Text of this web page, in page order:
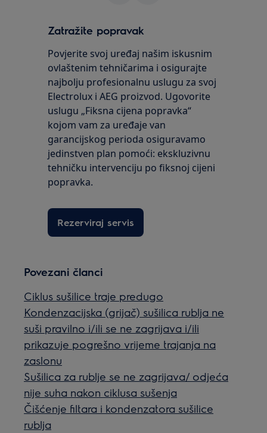
Zatražite popravak
Povjerite svoj uređaj našim iskusnim
ovlaštenim tehničarima i osigurajte
najbolju profesionalnu uslugu za svoj
Electrolux i AEG proizvod. Ugovorite
uslugu „Fiksna cijena popravka“
kojom vam za uređaje van
garancijskog perioda osiguravamo
jedinstven plan pomoći: ekskluzivnu
tehničku intervenciju po fiksnoj cijeni
popravka.
Rezerviraj servis
Povezani članci
Ciklus sušilice traje predugo
Kondenzacijska (grijač) sušilica rublja ne
suši pravilno i/ili se ne zagrijava i/ili
prikazuje pogrešno vrijeme trajanja na
zaslonu
Sušilica za rublje se ne zagrijava/ odjeća
nije suha nakon ciklusa sušenja
Čišćenje filtara i kondenzatora sušilice
rublja